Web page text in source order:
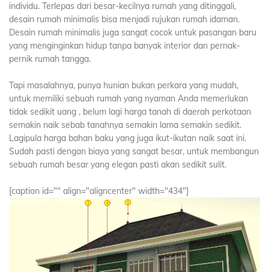
individu. Terlepas dari besar-kecilnya rumah yang ditinggali,
desain rumah minimalis bisa menjadi rujukan rumah idaman.
Desain rumah minimalis juga sangat cocok untuk pasangan baru
yang menginginkan hidup tanpa banyak interior dan pernak-
pernik rumah tangga.
Tapi masalahnya, punya hunian bukan perkara yang mudah,
untuk memiliki sebuah rumah yang nyaman Anda memerlukan
tidak sedikit uang , belum lagi harga tanah di daerah perkotaan
semakin naik sebab tanahnya semakin lama semakin sedikit.
Lagipula harga bahan baku yang juga ikut-ikutan naik saat ini.
Sudah pasti dengan biaya yang sangat besar, untuk membangun
sebuah rumah besar yang elegan pasti akan sedikit sulit.
[caption id="" align="aligncenter" width="434"]